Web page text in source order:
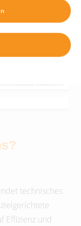
technisches
Effizienz und